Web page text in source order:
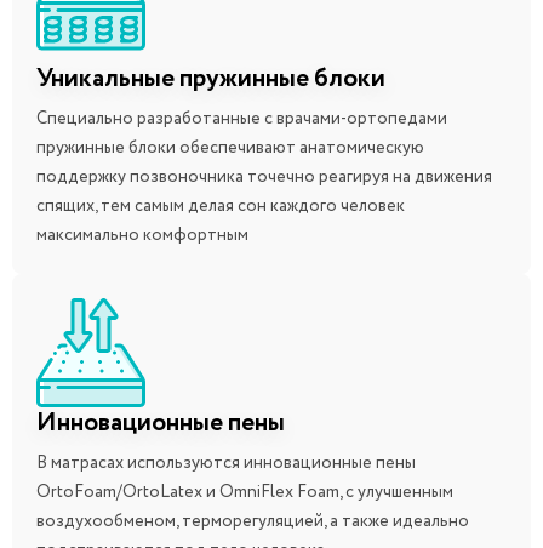
Уникальные пружинные блоки
Специально разработанные с врачами-ортопедами
пружинные блоки обеспечивают анатомическую
поддержку позвоночника точечно реагируя на движения
спящих, тем самым делая сон каждого человек
максимально комфортным
Инновационные пены
В матрасах используются инновационные пены
OrtoFoam/OrtoLatex и OmniFlex Foam, с улучшенным
воздухообменом, терморегуляцией, а также идеально